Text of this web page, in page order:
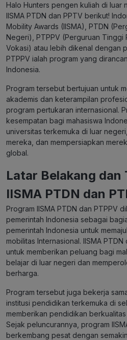
Halo Hunters pengen kuliah di luar
IISMA PTDN dan PPTV berikut!
Mobility Awards (IISMA), PTDN (
Negeri), PTPPV (Perguruan
Vokasi) atau lebih dikenal dengan
PTPPV ialah program yang
Indonesia.
Program tersebut bertujuan untuk
akademis dan keterampilan
program pertukaran internasional.
kesempatan bagi mahasiswa
universitas terkemuka di luar
mereka, dan mempersiapkan
global.
Latar Belakang dan
IISMA PTDN dan
Program IISMA PTDN dan PTPPV
pemerintah Indonesia sebagai
pemerintah Indonesia untuk
mobilitas Internasional. IISMA
untuk memberikan peluang bagi
belajar di luar negeri dan
berharga.
Program tersebut juga bekerja
institusi pendidikan terkemuka di
memberikan pendidikan
Sejak peluncurannya, program
berkembang pesat dengan